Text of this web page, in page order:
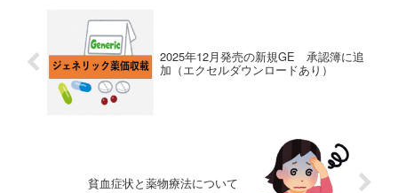
2025年12月発売の新規GE 承認簿に追
加（エクセルダウンロードあり）
貧血症状と薬物療法について